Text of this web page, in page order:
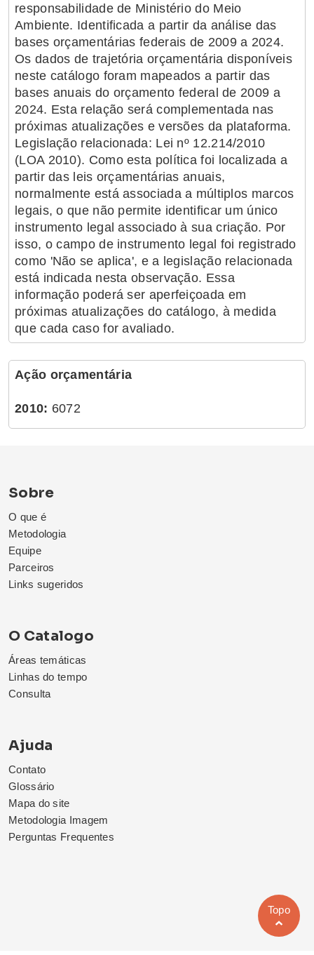
responsabilidade de Ministério do Meio
Ambiente. Identificada a partir da análise das
bases orçamentárias federais de 2009 a 2024.
Os dados de trajetória orçamentária disponíveis
neste catálogo foram mapeados a partir das
bases anuais do orçamento federal de 2009 a
2024. Esta relação será complementada nas
próximas atualizações e versões da plataforma.
Legislação relacionada: Lei nº 12.214/2010
(LOA 2010). Como esta política foi localizada a
partir das leis orçamentárias anuais,
normalmente está associada a múltiplos marcos
legais, o que não permite identificar um único
instrumento legal associado à sua criação. Por
isso, o campo de instrumento legal foi registrado
como 'Não se aplica', e a legislação relacionada
está indicada nesta observação. Essa
informação poderá ser aperfeiçoada em
próximas atualizações do catálogo, à medida
que cada caso for avaliado.
Ação orçamentária
2010: 6072
Sobre
O que é
Metodologia
Equipe
Parceiros
Links sugeridos
O Catalogo
Áreas temáticas
Linhas do tempo
Consulta
Ajuda
Contato
Glossário
Mapa do site
Metodologia Imagem
Perguntas Frequentes
Topo